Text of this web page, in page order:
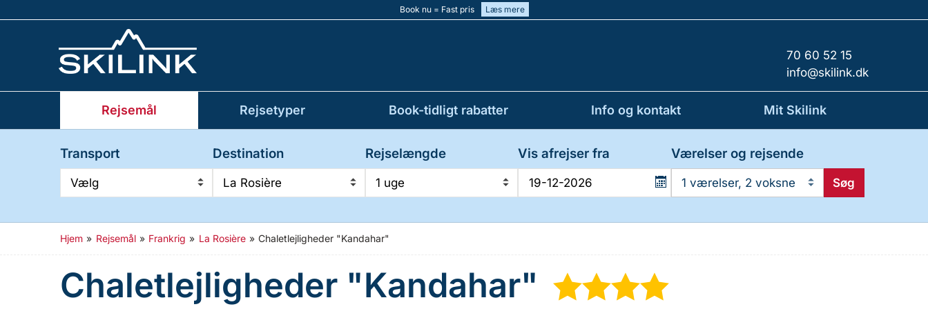
Book nu = Fast pris Læs mere
70 60 52 15
info@skilink.dk
Rejsemål Rejsetyper Book-tidligt rabatter Info og kontakt Mit Skilink
Transport
Vælg
Destination
La Rosière
Rejselængde
1 uge
Vis afrejser fra Værelser og rejsende
1 værelser, 2 voksne Søg
Hjem » Rejsemål » Frankrig » La Rosière » Chaletlejligheder "Kandahar"
Chaletlejligheder "Kandahar" ★★★★